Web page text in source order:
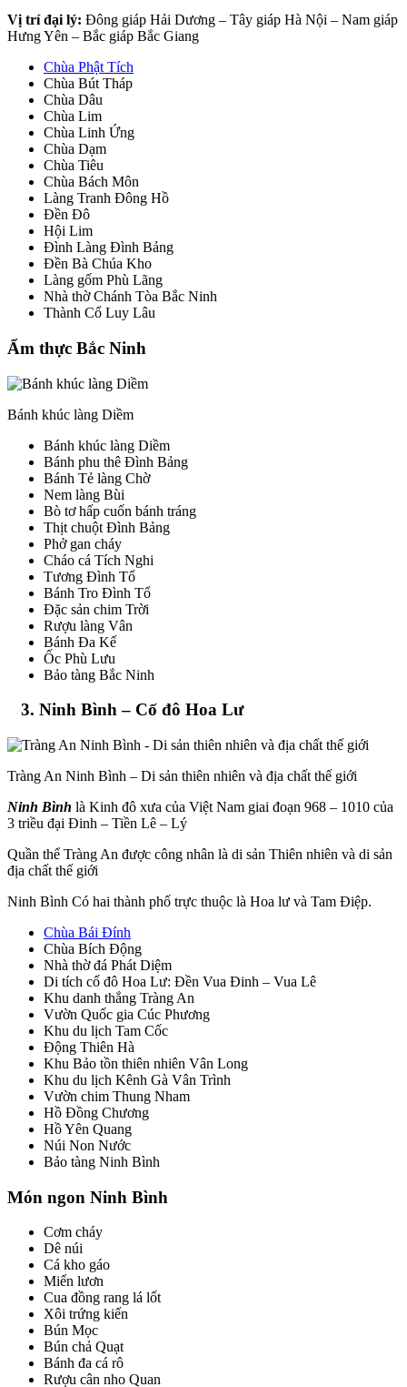
Vị trí đại lý: Đông giáp Hải Dương – Tây giáp Hà Nội – Nam giáp
Hưng Yên – Bắc giáp Bắc Giang
Chùa Phật Tích
Chùa Bút Tháp
Chùa Dâu
Chùa Lim
Chùa Linh Ứng
Chùa Dạm
Chùa Tiêu
Chùa Bách Môn
Làng Tranh Đông Hồ
Đền Đô
Hội Lim
Đình Làng Đình Bảng
Đền Bà Chúa Kho
Làng gốm Phù Lãng
Nhà thờ Chánh Tòa Bắc Ninh
Thành Cổ Luy Lâu
Ẩm thực Bắc Ninh
Bánh khúc làng Diềm
Bánh khúc làng Diềm
Bánh phu thê Đình Bảng
Bánh Tẻ làng Chờ
Nem làng Bùi
Bò tơ hấp cuốn bánh tráng
Thịt chuột Đình Bảng
Phở gan cháy
Cháo cá Tích Nghi
Tương Đình Tổ
Bánh Tro Đình Tổ
Đặc sản chim Trời
Rượu làng Vân
Bánh Đa Kế
Ốc Phù Lưu
Bảo tàng Bắc Ninh
3. Ninh Bình – Cố đô Hoa Lư
Tràng An Ninh Bình – Di sản thiên nhiên và địa chất thế giới
Ninh Bình là Kinh đô xưa của Việt Nam giai đoạn 968 – 1010 của
3 triều đại Đinh – Tiền Lê – Lý
Quần thể Tràng An được công nhân là di sản Thiên nhiên và di sản
địa chất thế giới
Ninh Bình Có hai thành phố trực thuộc là Hoa lư và Tam Điệp.
Chùa Bái Đính
Chùa Bích Động
Nhà thờ đá Phát Diệm
Di tích cố đô Hoa Lư: Đền Vua Đinh – Vua Lê
Khu danh thắng Tràng An
Vườn Quốc gia Cúc Phương
Khu du lịch Tam Cốc
Động Thiên Hà
Khu Bảo tồn thiên nhiên Vân Long
Khu du lịch Kênh Gà Vân Trình
Vườn chim Thung Nham
Hồ Đồng Chương
Hồ Yên Quang
Núi Non Nước
Bảo tàng Ninh Bình
Món ngon Ninh Bình
Cơm cháy
Dê núi
Cá kho gáo
Miến lươn
Cua đồng rang lá lốt
Xôi trứng kiến
Bún Mọc
Bún chả Quạt
Bánh đa cá rô
Rượu cân nho Quan